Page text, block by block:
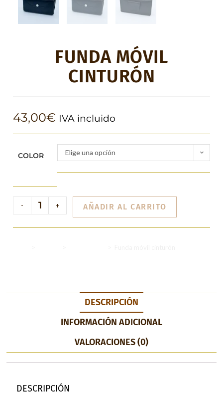
FUNDA MÓVIL
CINTURÓN
43,00€ IVA incluido
COLOR Elige una opción
- + AÑADIR AL CARRITO
DESCRIPCIÓN
INFORMACIÓN ADICIONAL
VALORACIONES (0)
DESCRIPCIÓN